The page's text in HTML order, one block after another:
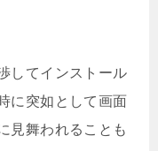
してインストール
に突如として画面
見舞われることも